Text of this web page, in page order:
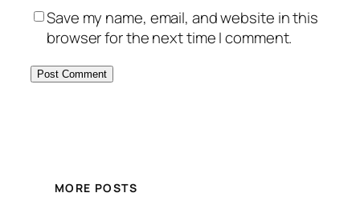
Save my name, email, and website in this
browser for the next time I comment.
MORE POSTS